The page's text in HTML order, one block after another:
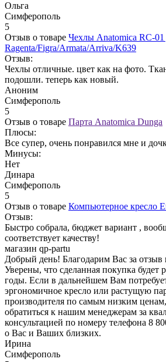
Ольга
Симферополь
5
Отзыв о товаре Чехлы Anatomica RC-01
Ragenta/Figra/Armata/Arriva/K639
Отзыв:
Чехлы отличные. цвет как на фото.
подошли. теперь как новый.
Аноним
Симферополь
5
Отзыв о товаре Парта Anatomica Dunga
Плюсы:
Все супер, очень понравился мне и
Минусы:
Нет
Динара
Симферополь
5
Отзыв о товаре Компьютерное кресло
Отзыв:
Быстро собрала, бюджет вариант ,
соответствует качеству!
магазин qp-partu
Добрый день! Благодарим Вас за
Уверены, что сделанная покупка будет
годы. Если в дальнейшем Вам
эргономичное кресло или растущую
производителя по самым низким
обратиться к нашим менеджерам за
консультацией по номеру телефона 8
о Вас и Ваших близких.
Ирина
Симферополь